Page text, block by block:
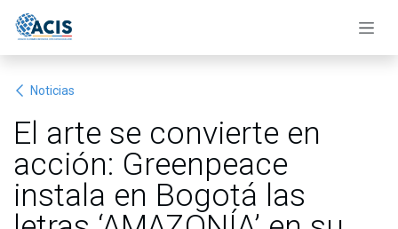
Noticias
El arte se convierte en
acción: Greenpeace
instala en Bogotá las